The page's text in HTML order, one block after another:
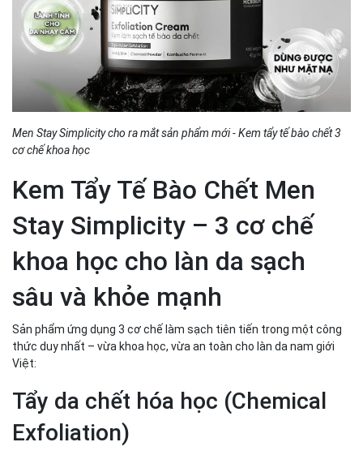
Men Stay Simplicity cho ra mắt sản phẩm mới - Kem tẩy tế bào chết 3
cơ chế khoa học
Kem Tẩy Tế Bào Chết Men
Stay Simplicity – 3 cơ chế
khoa học cho làn da sạch
sâu và khỏe mạnh
Sản phẩm ứng dụng 3 cơ chế làm sạch tiên tiến trong một công
thức duy nhất – vừa khoa học, vừa an toàn cho làn da nam giới
Việt:
Tẩy da chết hóa học (Chemical
Exfoliation)